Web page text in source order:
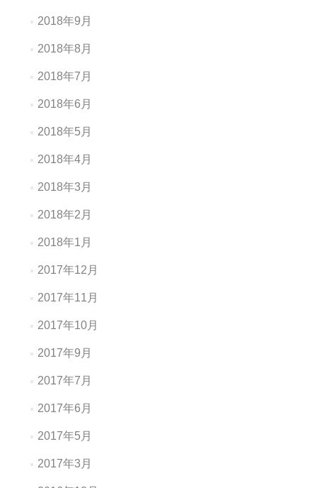
2018年9月
2018年8月
2018年7月
2018年6月
2018年5月
2018年4月
2018年3月
2018年2月
2018年1月
2017年12月
2017年11月
2017年10月
2017年9月
2017年7月
2017年6月
2017年5月
2017年3月